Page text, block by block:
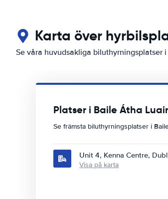
Karta över
Se våra huvudsakliga biluthyrningsplatser
Platser i Baile Átha
Se främsta biluthyrningsplatser i
Unit 4, Kenna Centre,
Visa på karta